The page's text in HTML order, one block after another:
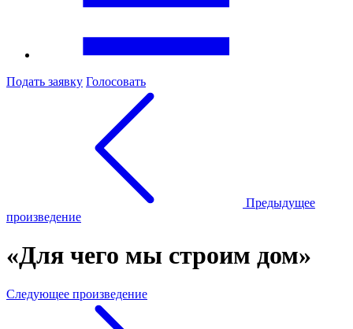
Подать заявку Голосовать
Предыдущее
произведение
«Для чего мы строим дом»
Следующее произведение